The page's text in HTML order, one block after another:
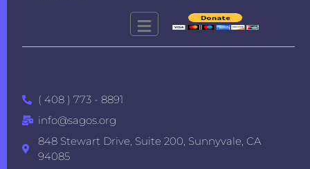
( 408 ) 773 - 8891
info@sagos.org
848 Stewart Drive, Suite 200, Sunnyvale, CA
94085